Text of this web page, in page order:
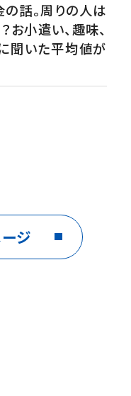
話。周りの人は
お小遣い、趣味、
聞いた平均値が
ジ